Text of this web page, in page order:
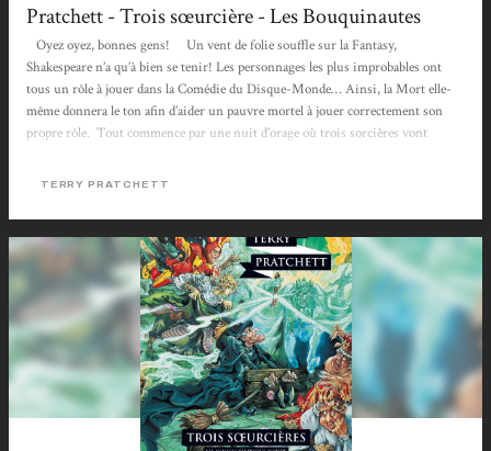
Pratchett - Trois sœurcière - Les Bouquinautes
Oyez oyez, bonnes gens! Un vent de folie souffle sur la Fantasy,
Shakespeare n’a qu’à bien se tenir! Les personnages les plus improbables ont
tous un rôle à jouer dans la Comédie du Disque-Monde… Ainsi, la Mort elle-
même donnera le ton afin d’aider un pauvre mortel à jouer correctement son
propre rôle. Tout commence par une nuit d’orage où trois sorcières vont
cette manière: «Le vent hurlait. La foudre lardait le pays...
TERRY PRATCHETT